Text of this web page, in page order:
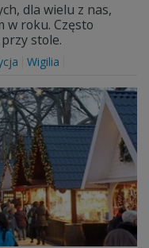
dla wielu z nas,
w roku. Często
stole.
Wigilia